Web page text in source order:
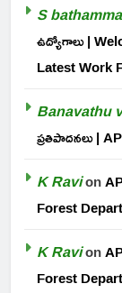
S bathamma
ఉద్యోగాలు |
Latest Work
Banavathu
ప్రతిపాదనలు |
K Ravion
Forest
K Ravion
Forest